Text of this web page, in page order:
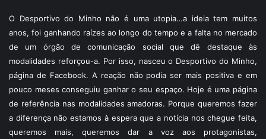
O Desportivo do Minho não é uma utopia…a ideia tem muitos
anos, foi ganhando raízes ao longo do tempo e a falta no mercado
de um órgão de comunicação social que dê destaque às
modalidades reforçou-a. Por isso, nasceu o Desportivo do Minho,
página de Facebook. A reação não podia ser mais positiva e em
pouco meses conseguiu ganhar o seu espaço. Hoje é uma página
de referência nas modalidades amadoras. Porque queremos fazer
a diferença não estamos à espera que a notícia nos chegue feita,
queremos mais, queremos dar a voz aos protagonistas,